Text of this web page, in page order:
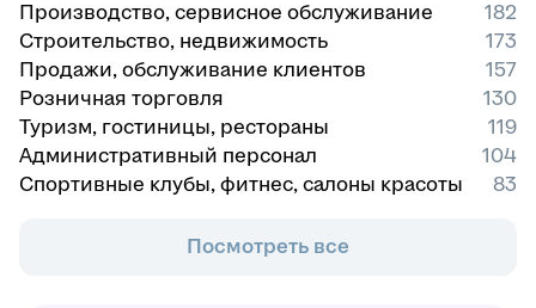
Производство, сервисное обслуживание
182
Строительство, недвижимость
173
Продажи, обслуживание клиентов
157
Розничная торговля
130
Туризм, гостиницы, рестораны
119
Административный персонал
104
Спортивные клубы, фитнес, салоны красоты
83
Посмотреть все